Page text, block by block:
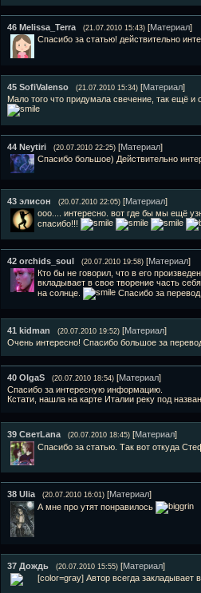
46 Melissa_Terra (21.07.2010 15:43) [Материал]
Спасибо за статью! действительно
45 SofiValenso (21.07.2010 15:34) [Материал]
Мало того что придумала свечение, так ещё и
44 Neytiri (20.07.2010 22:25) [Материал]
Спасибо большое) Действительно
43 элисон (20.07.2010 22:05) [Материал]
ооо.... интересно. вот где бы мы ещё
спасибо!!!
42 orchids_soul (20.07.2010 19:58) [Материал]
Кто бы не говорил, что в его
вкладывает в свое творение часть
на солнце.
Спасибо за перевод!
41 kidman (20.07.2010 19:52) [Материал]
Очень интересно! Спасибо большое за
40 OlgaS (20.07.2010 18:54) [Материал]
Спасибо за интересную информацию.
Кстати, нашла на карте Италии реку под
39 СветLana (20.07.2010 18:45) [Материал]
Спасибо за статью. Так вот откуда
38 Ulia (20.07.2010 16:01) [Материал]
А мне про утят понравилось
37 Дождь (20.07.2010 15:55) [Материал]
[color=gray] Автор всегда закладывает